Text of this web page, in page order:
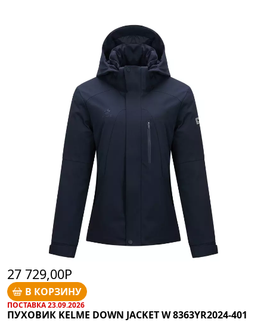
27 729,00Р
В КОРЗИНУ
ПОСТАВКА 23.09.2026
ПУХОВИК KELME DOWN JACKET W 8363YR2024-401